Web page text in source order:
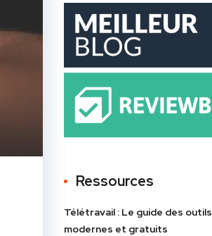
Ressources
Télétravail : Le guide des outils
modernes et gratuits